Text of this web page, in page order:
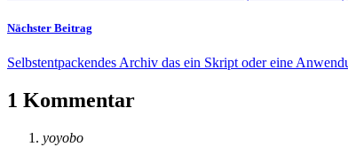
Nächster Beitrag
Selbstentpackendes Archiv das ein Skript oder eine
1 Kommentar
yoyobo